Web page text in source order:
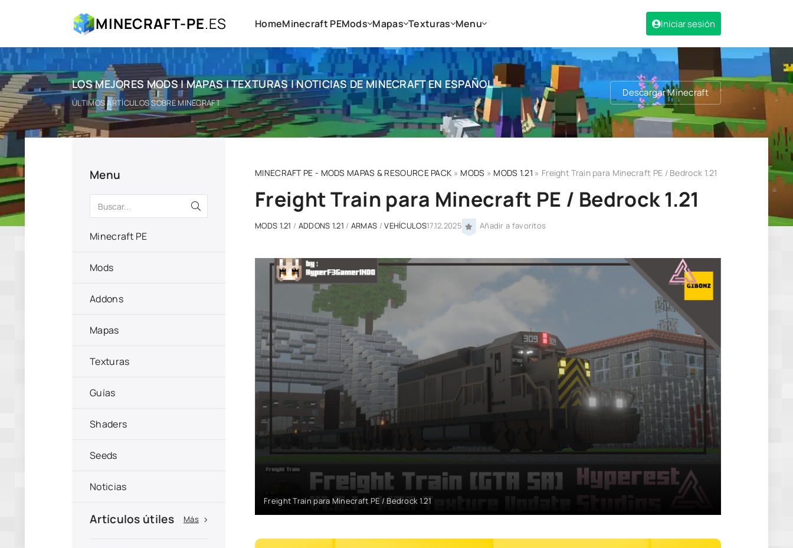
MINECRAFT-PE.ES HomeMinecraft PEMods Mapas Texturas Menu Iniciar sesión
LOS MEJORES MODS | MAPAS | TEXTURAS | NOTICIAS DE MINECRAFT EN ESPAÑOL
ÚLTIMOS ARTÍCULOS SOBRE MINECRAFT
Descargar Minecraft
MINECRAFT PE - MODS MAPAS & RESOURCE PACK » MODS » MODS 1.21 » Freight Train para Minecraft PE / Bedrock 1.21
Freight Train para Minecraft PE / Bedrock 1.21
MODS 1.21 / ADDONS 1.21 / ARMAS /VEHÍCULOS17.12.2025 Añadir a favoritos
Freight Train para Minecraft PE / Bedrock 1.21
Menu
Minecraft PE
Mods
Addons
Mapas
Texturas
Guías
Shaders
Seeds
Noticias
Artículos útiles Más